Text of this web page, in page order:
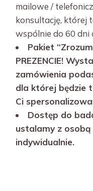
mailowe /
konsultację, której
wspólnie do 60 dni
Pakiet
PREZENCIE!
zamówienia
dla której będzie
Ci
Dostęp do
ustalamy z
indywidualnie.